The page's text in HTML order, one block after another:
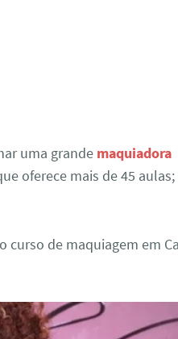
uma grande maquiadora
oferece mais de 45
curso de maquiagem em